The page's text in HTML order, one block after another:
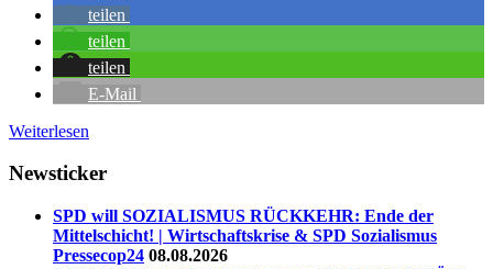
teilen
teilen
teilen
E-Mail
Weiterlesen
Newsticker
SPD will SOZIALISMUS RÜCKKEHR: Ende der
Mittelschicht! | Wirtschaftskrise & SPD Sozialismus
Pressecop24 08.08.2026